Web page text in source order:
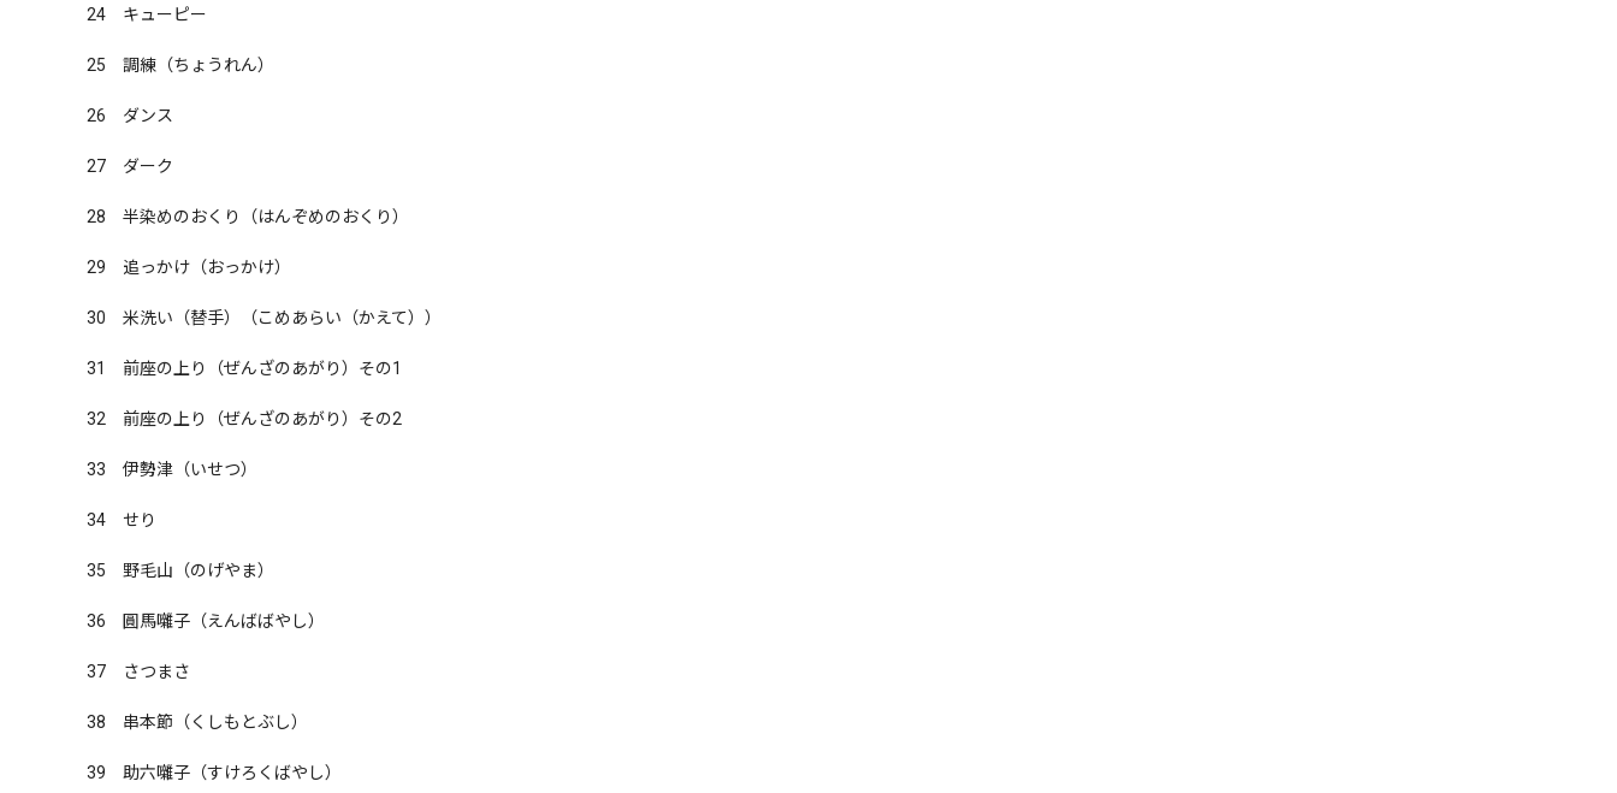
24　キューピー
25　調練（ちょうれん）
26　ダンス
27　ダーク
28　半染めのおくり（はんぞめのおくり）
29　追っかけ（おっかけ）
30　米洗い（替手）（こめあらい（かえて））
31　前座の上り（ぜんざのあがり）その1
32　前座の上り（ぜんざのあがり）その2
33　伊勢津（いせつ）
34　せり
35　野毛山（のげやま）
36　圓馬囃子（えんばばやし）
37　さつまさ
38　串本節（くしもとぶし）
39　助六囃子（すけろくばやし）